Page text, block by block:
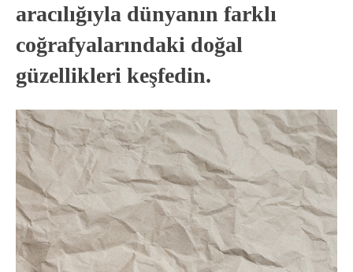
aracılığıyla dünyanın farklı
coğrafyalarındaki doğal
güzellikleri keşfedin.